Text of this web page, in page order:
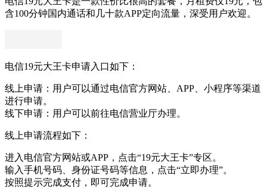
含100分钟国内通话和几十款APP定向流量，深受用户欢迎。
电信19元大王卡申请入口如下：
线上申请：用户可以通过电信官方网站、APP、小程序等渠道
进行申请。
线下申请：用户可以前往电信营业厅办理。
线上申请流程如下：
进入电信官方网站或APP，点击“19元大王卡”专区。
输入手机号码、身份证号码等信息，点击“立即办理”。
按照提示完成支付，即可完成申请。